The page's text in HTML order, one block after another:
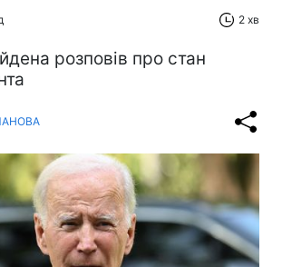
2 хв
розповів про стан